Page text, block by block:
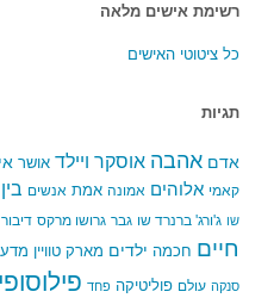
רשימת אישים מלאה
כל ציטוטי האישים
תגיות
אדם אהבה אוסקר ויילד אושר
קאמי אלוהים אמונה אמת אנשים
שו ג'ורג' ברנרד שו גבר גרושו מרקס דיבור
חיים חכמה ילדים מארק טוויין מדע
סנקה עולם פוליטיקה פחד